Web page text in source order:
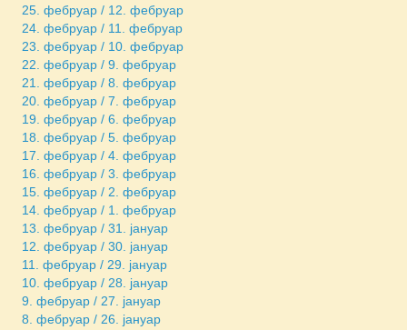
25. фебруар / 12. фебруар
24. фебруар / 11. фебруар
23. фебруар / 10. фебруар
22. фебруар / 9. фебруар
21. фебруар / 8. фебруар
20. фебруар / 7. фебруар
19. фебруар / 6. фебруар
18. фебруар / 5. фебруар
17. фебруар / 4. фебруар
16. фебруар / 3. фебруар
15. фебруар / 2. фебруар
14. фебруар / 1. фебруар
13. фебруар / 31. јануар
12. фебруар / 30. јануар
11. фебруар / 29. јануар
10. фебруар / 28. јануар
9. фебруар / 27. јануар
8. фебруар / 26. јануар